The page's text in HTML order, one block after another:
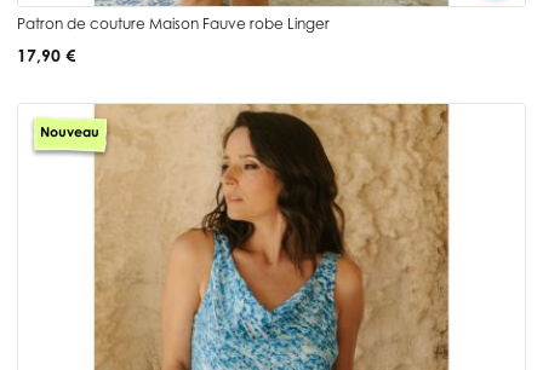
Patron de couture Maison Fauve robe Linger
17,90 €
Nouveau